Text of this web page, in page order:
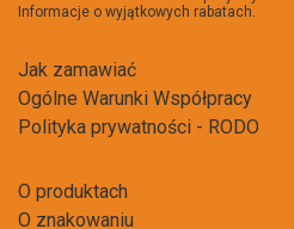
Informacje o wyjątkowych rabatach.
Jak zamawiać
Ogólne Warunki Współpracy
Polityka prywatności - RODO
O produktach
O znakowaniu